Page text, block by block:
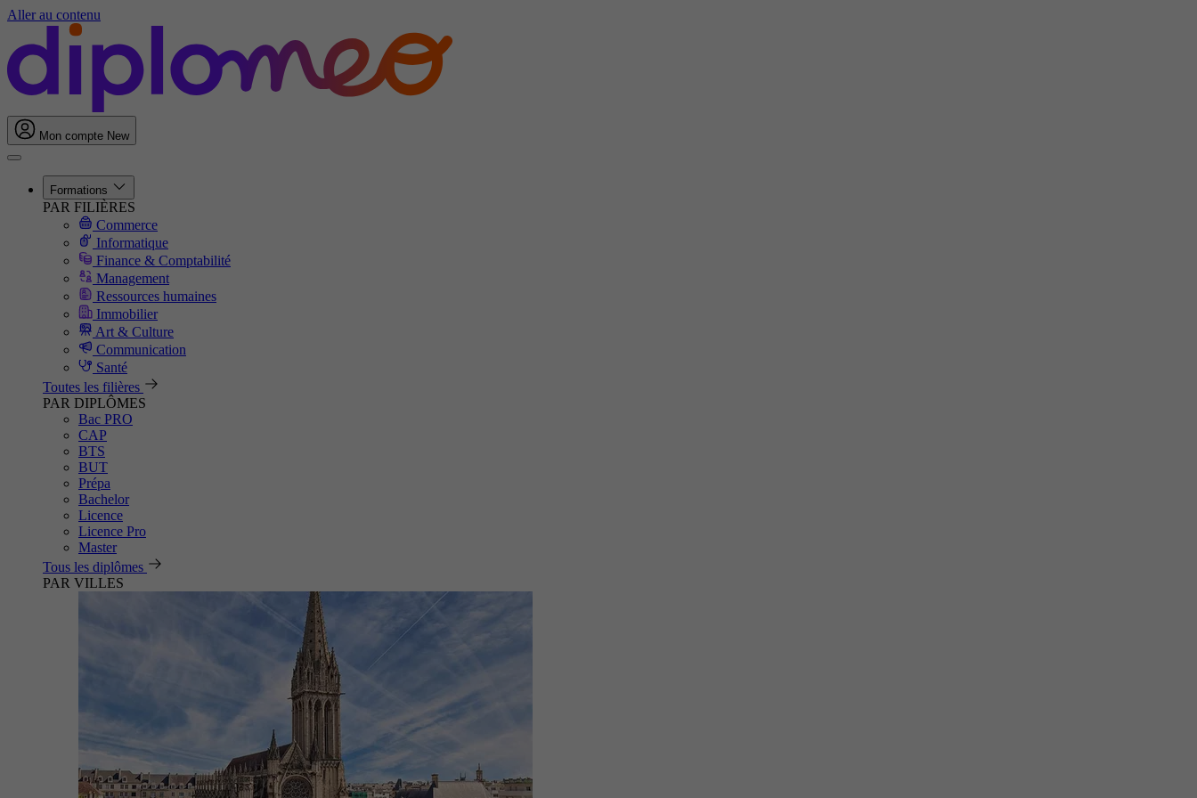
Aller au contenu
Mon compte New
Formations
PAR FILIÈRES
Commerce
Informatique
Finance & Comptabilité
Management
Ressources humaines
Immobilier
Art & Culture
Communication
Santé
Toutes les filières
PAR DIPLÔMES
Bac PRO
CAP
BTS
BUT
Prépa
Bachelor
Licence
Licence Pro
Master
Tous les diplômes
PAR VILLES